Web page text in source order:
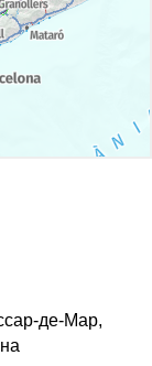
де-Мар,